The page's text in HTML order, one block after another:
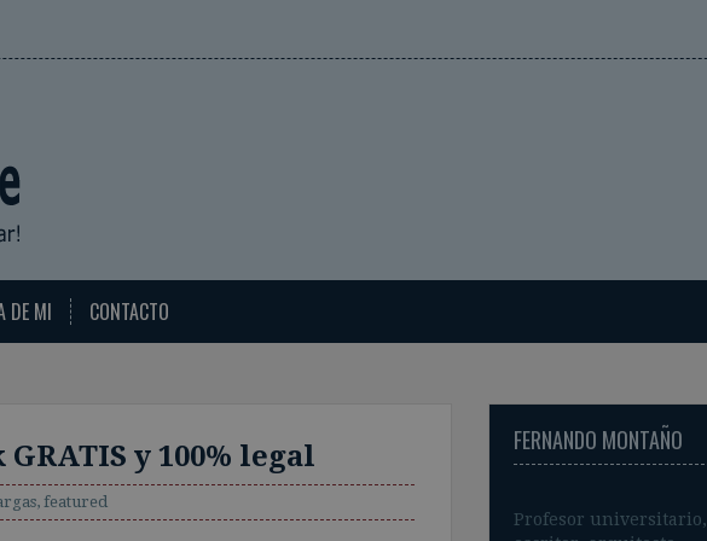
DE MI CONTACTO
y 100% legal
, featured
FERNANDO MONTAÑO
Profesor universitario,